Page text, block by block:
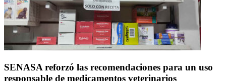
SENASA reforzó las recomendaciones para un uso
responsable de medicamentos veterinarios